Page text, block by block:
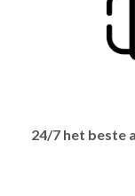
24/7 het beste